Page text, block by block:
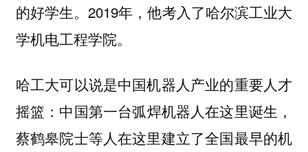
的好学生。2019年，他考入了哈尔滨工业大
学机电工程学院。
哈工大可以说是中国机器人产业的重要人才
摇篮： 中国第一台弧焊机器人在这里诞生，
蔡鹤皋院士等人在这里建立了全国最早的机